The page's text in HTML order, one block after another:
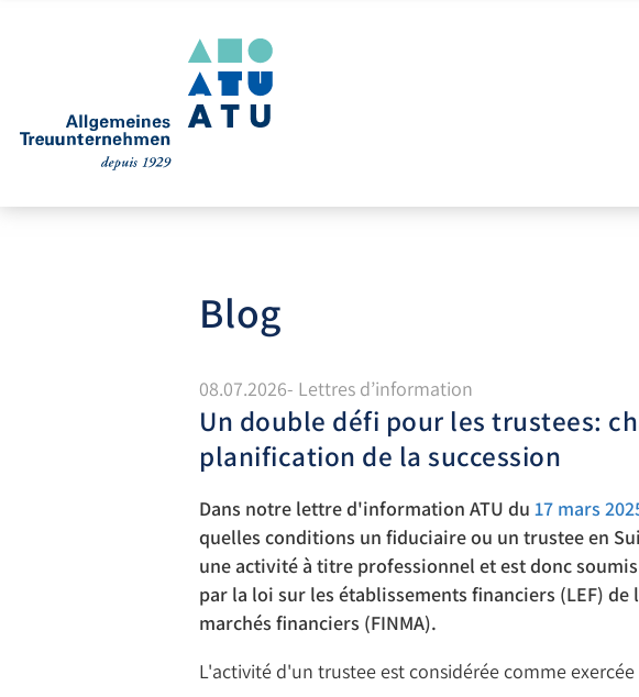
Blog
08.07.2026- Lettres d’information
Un double défi pour les trustees:
planification de la succession
Dans notre lettre d'information ATU du17 mars
quelles conditions un fiduciaire ou un trustee en
une activité à titre professionnel et est donc
par la loi sur les établissements financiers (LEF)
marchés financiers (FINMA).
L'activité d'un trustee est considérée comme